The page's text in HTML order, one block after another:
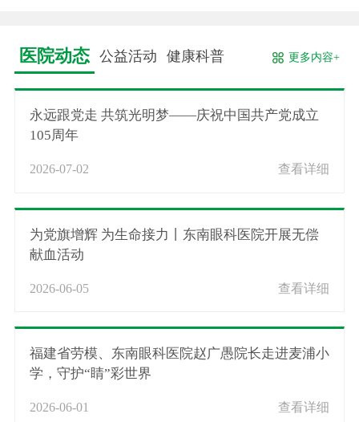
医院动态 公益活动 健康科普 更多内容+
永远跟党走 共筑光明梦——庆祝中国共产党成立
105周年
2026-07-02 查看详细
为党旗增辉 为生命接力丨东南眼科医院开展无偿
献血活动
2026-06-05 查看详细
福建省劳模、东南眼科医院赵广愚院长走进麦浦小
学，守护“睛”彩世界
2026-06-01 查看详细